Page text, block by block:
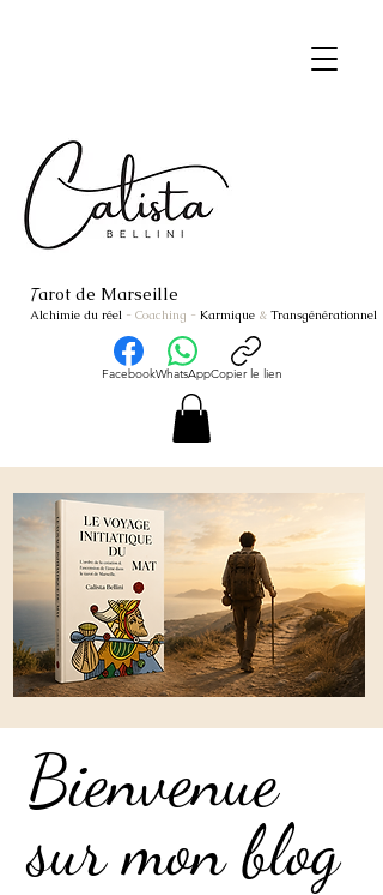
Tarot de Marseille
Alchimie du réel - Coaching - Karmique & Transgénérationnel
FacebookWhatsAppCopier le lien
Bienvenue
sur mon blog
Bienvenue
sur mon blog